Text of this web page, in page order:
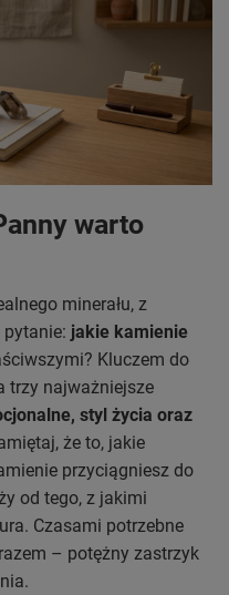
warto
minerału, z
pytanie: jakie kamienie
Kluczem do
trzy najważniejsze
styl życia oraz
że to, jakie
przyciągniesz do
od tego, z jakimi
Czasami potrzebne
– potężny zastrzyk